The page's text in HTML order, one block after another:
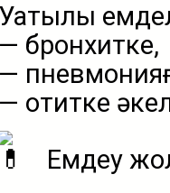
Уақтылы
— бронхитке,
—
— отитке
Емдеу